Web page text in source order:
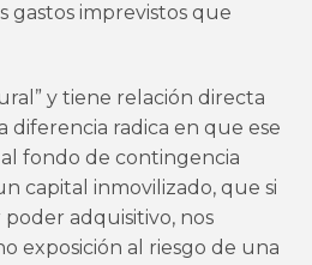
gastos imprevistos que
y tiene relación directa
diferencia radica en que ese
fondo de contingencia
capital inmovilizado, que si
adquisitivo, nos
exposición al riesgo de una